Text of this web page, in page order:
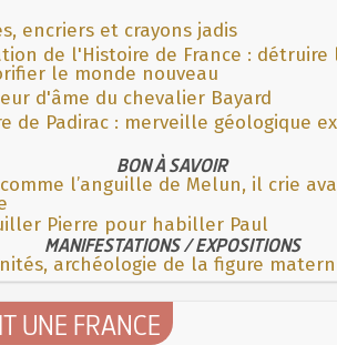
encriers et crayons jadis
de l'Histoire de France : détruire
le monde nouveau
d'âme du chevalier Bayard
de Padirac : merveille géologique
BON À SAVOIR
l’anguille de Melun, il crie
Pierre pour habiller Paul
MANIFESTATIONS / EXPOSITIONS
archéologie de la figure
UNE FRANCE